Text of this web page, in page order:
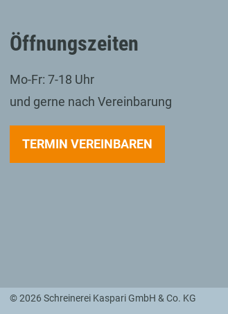
Öffnungszeiten
Mo-Fr: 7-18 Uhr
und gerne nach Vereinbarung
TERMIN VEREINBAREN
© 2026 Schreinerei Kaspari GmbH & Co. KG